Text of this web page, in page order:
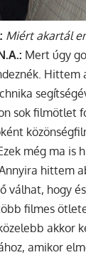
Miért akartál
Mert úgy
Hittem
sok filmötlet
még ma is
hittem
válhat, hogy
filmes
akkor
amikor